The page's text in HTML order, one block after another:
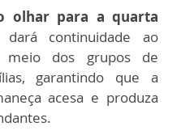
olhar para a quarta
continuidade ao
meio dos grupos de
garantindo que a
acesa e produza